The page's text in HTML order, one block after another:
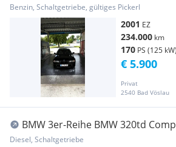
Benzin, Schaltgetriebe, gültiges Pickerl
2001 EZ
234.000 km
170 PS (125 kW)
Privat
2540 Bad Vöslau
€ 5.900
BMW 3er-Reihe BMW 320td
150ps
Diesel, Schaltgetriebe